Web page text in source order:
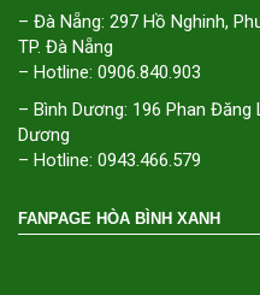
– Đà Nẵng: 297 Hồ Nghinh,
TP. Đà Nẵng
– Hotline: 0906.840.903
– Bình Dương: 196 Phan Đăng
Dương
– Hotline: 0943.466.579
FANPAGE HÒA BÌNH XANH